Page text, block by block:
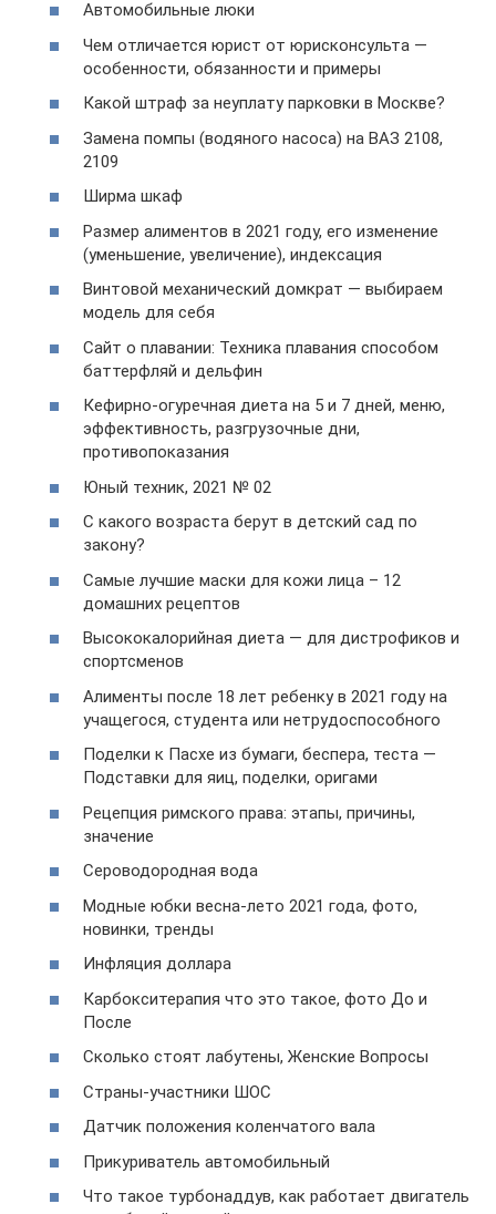
Автомобильные люки
Чем отличается юрист от юрисконсульта —
особенности, обязанности и примеры
Какой штраф за неуплату парковки в Москве?
Замена помпы (водяного насоса) на ВАЗ 2108,
2109
Ширма шкаф
Размер алиментов в 2021 году, его изменение
(уменьшение, увеличение), индексация
Винтовой механический домкрат — выбираем
модель для себя
Сайт о плавании: Техника плавания способом
баттерфляй и дельфин
Кефирно-огуречная диета на 5 и 7 дней, меню,
эффективность, разгрузочные дни,
противопоказания
Юный техник, 2021 № 02
С какого возраста берут в детский сад по
закону?
Самые лучшие маски для кожи лица – 12
домашних рецептов
Высококалорийная диета — для дистрофиков и
спортсменов
Алименты после 18 лет ребенку в 2021 году на
учащегося, студента или нетрудоспособного
Поделки к Пасхе из бумаги, беспера, теста —
Подставки для яиц, поделки, оригами
Рецепция римского права: этапы, причины,
значение
Сероводородная вода
Модные юбки весна-лето 2021 года, фото,
новинки, тренды
Инфляция доллара
Карбокситерапия что это такое, фото До и
После
Сколько стоят лабутены, Женские Вопросы
Страны-участники ШОС
Датчик положения коленчатого вала
Прикуриватель автомобильный
Что такое турбонаддув, как работает двигатель